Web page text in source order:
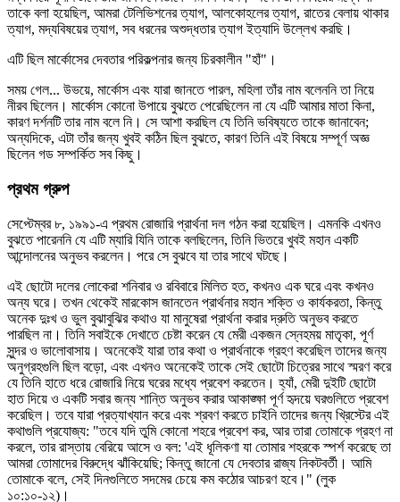
তাকে বলা হয়েছিল, আমরা টেলিভিশনের ত্যাগ, আলকোহলের ত্যাগ, রাতের বেলায় থাকার
ত্যাগ, মদ্যবিষয়ের ত্যাগ, সব ধরনের অশুদ্ধতার ত্যাগ ইত্যাদি উল্লেখ করছি।
এটি ছিল মার্কোসের দেবতার পরিকল্পনার জন্য চিরকালীন "হাঁ"।
সময় গেল... উভয়ে, মার্কোস এবং যারা জানতে পারল, মহিলা তাঁর নাম বলেননি তা নিয়ে
নীরব ছিলেন। মার্কোস কোনো উপায়ে বুঝতে পেরেছিলেন না যে এটি আমার মাতা কিনা,
কারণ দর্শনটি তার নাম বলে নি। সে আশা করছিল যে তিনি ভবিষ্যতে তাকে জানাবেন;
অন্যদিকে, এটা তাঁর জন্য খুবই কঠিন ছিল বুঝতে, কারণ তিনি এই বিষয়ে সম্পূর্ণ অজ্ঞ
ছিলেন গড সম্পর্কিত সব কিছু।
প্রথম গ্রুপ
সেপ্টেম্বর ৮, ১৯৯১-এ প্রথম রোজারি প্রার্থনা দল গঠন করা হয়েছিল। এমনকি এখনও
বুঝতে পারেননি যে এটি ম্যারি যিনি তাকে বলছিলেন, তিনি ভিতরে খুবই মহান একটি
আন্দোলনের অনুভব করলেন। পরে সে বুঝবে যা তার সাথে ঘটছে।
এই ছোটো দলের লোকেরা শনিবার ও রবিবারে মিলিত হত, কখনও এক ঘরে এবং কখনও
অন্য ঘরে। তখন থেকেই মারকোস জানতেন প্রার্থনার মহান শক্তি ও কার্যকরতা, কিন্তু
অনেক দুঃখ ও ভুল বুঝাবুঝির কথাও যা মানুষেরা প্রার্থনা করার দ্রুতি অনুভব করতে
পারছিল না। তিনি সবাইকে দেখাতে চেষ্টা করেন যে মেরী একজন স্নেহময় মাতৃকা, পূর্ণ
সুন্দর ও ভালোবাসায়। অনেকেই যারা তার কথা ও প্রার্থনাকে গ্রহণ করেছিল তাদের জন্য
অনুগ্রহগুলি ছিল বড়ো, এবং এখনও অনেকেই তাকে সেই ছোটো চিত্রের সাথে স্মরণ করে
যে তিনি হাতে ধরে রোজারি নিয়ে ঘরের মধ্যে প্রবেশ করতেন। হ্যাঁ, মেরী দুইটি ছোটো
হাত দিয়ে ও একটি সবার জন্য শান্তি অনুভব করার আকাঙ্ক্ষা পূর্ণ হৃদয়ে ঘরগুলিতে প্রবেশ
করেছিল। তবে যারা প্রত্যাখ্যান করে এবং শ্রবণ করতে চাইনি তাদের জন্য খ্রিস্টের এই
কথাগুলি প্রযোজ্য: "তবে যদি তুমি কোনো শহরে প্রবেশ কর, আর তারা তোমাকে গ্রহণ না
করলে, তার রাস্তায় বেরিয়ে আসে ও বল: 'এই ধূলিকণা যা তোমার শহরকে স্পর্শ করেছে তা
আমরা তোমাদের বিরুদ্ধে ঝাঁকিয়েছি; কিন্তু জানো যে দেবতার রাজ্য নিকটবর্তী। আমি
তোমাকে বলে, সেই দিনগুলিতে সদমের চেয়ে কম কঠোর আচরণ হবে।" (লুক
১০:১০-১২)।